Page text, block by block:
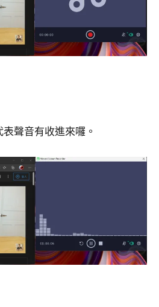
聲音有收進來囉。